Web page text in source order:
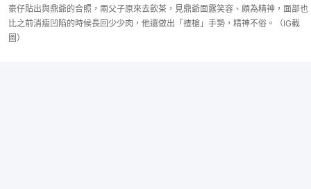
豪仔貼出與鼎爺的合照，兩父子原來去飲茶，見鼎爺面露笑容、頗為精神，面部也
比之前消瘦凹陷的時候長回少少肉，他還做出「揸槍」手勢，精神不俗。（IG截
圖）